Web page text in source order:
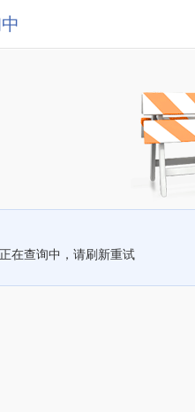
正在查询中，请刷新重试